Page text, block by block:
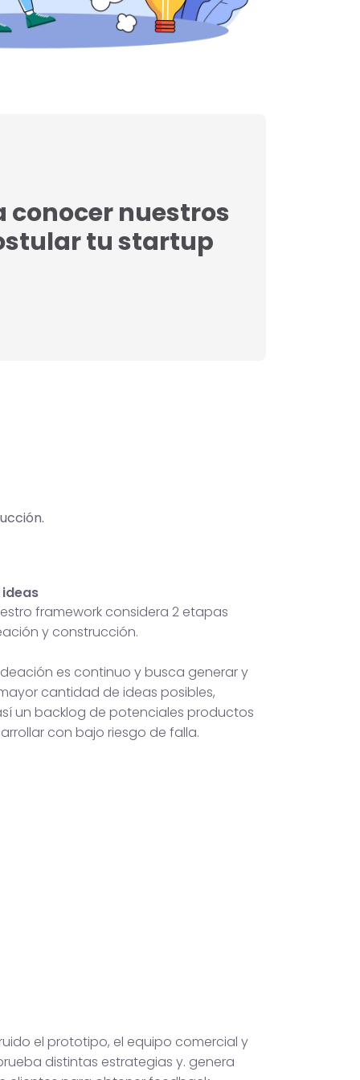
conocer nuestros
tu startup
framework considera 2 etapas
y construcción.
es continuo y busca generar y
cantidad de ideas posibles,
un backlog de potenciales productos
con bajo riesgo de falla.
el prototipo, el equipo comercial y
distintas estrategias y. genera